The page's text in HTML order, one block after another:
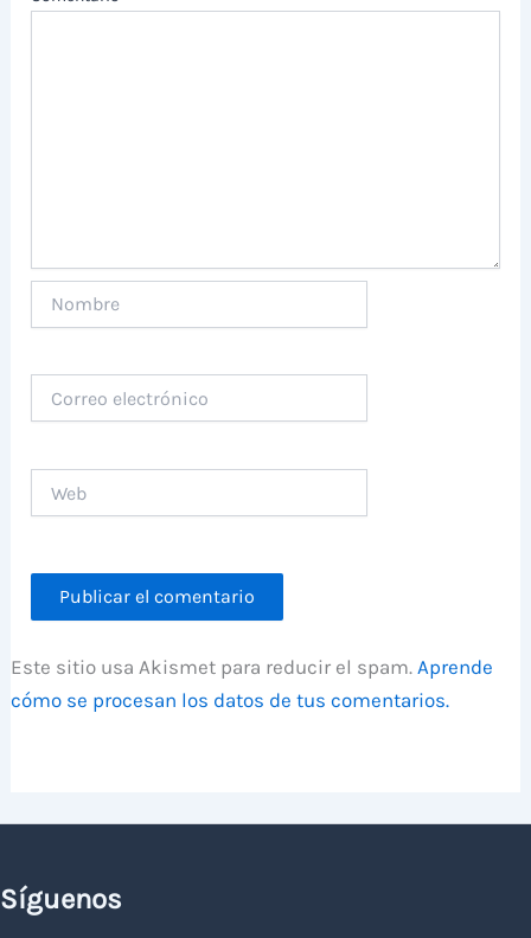
electrónico
Este sitio usa Akismet para reducir el spam.Aprende
cómo se procesan los datos de tus comentarios.
Síguenos